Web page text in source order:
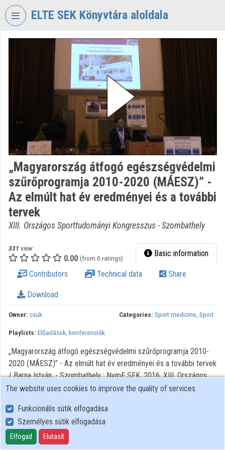
Skip header
ELTE SEK Könyvtára aloldala
TORIUM
LEVÉLTÁR
Organization home
Log In
Organization discovery
Categories
Organizations
Contributors
„Magyarország átfogó egészségvédelmi
szűrőprogramja 2010-2020 (MÁESZ)” -
Az elmúlt hat év eredményei és a további
tervek
XIII. Országos Sporttudományi Kongresszus - Szombathely
331 view
0.00 (from 0 ratings) Basic information
Contributors Technical data Share
Download
Owner: csuk Categories: Sport medicine, Sport
Playlists: Előadások, konferenciák
„Magyarország átfogó egészségvédelmi szűrőprogramja 2010-
2020 (MÁESZ)” - Az elmúlt hat év eredményei és a további tervek
/ Barna István. - Szombathely : NymE SEK, 2016. XIII. Országos
Sporttudományi kongresszus előadásai
User Policy
Adatkezelési tájékoztató (en)
Cookie Policy
The website uses cookies to improve the quality of services.
Funkcionális sütik elfogadása
Személyes sütik elfogadása
Elfogad Elutasít